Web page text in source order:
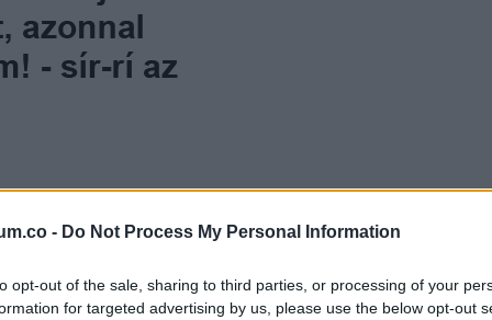
- Do Not Process My Personal Information
opt-out of the sale, sharing to third parties, or processing of your
for targeted advertising by us, please use the below opt-out
hajú gyermeke született!
vagyok, és a férjem is az! Te jó ég,